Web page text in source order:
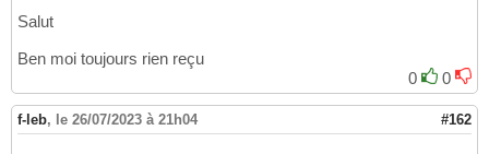
Salut
Ben moi toujours rien reçu
0
0
f-leb, le 26/07/2023 à 21h04 #162